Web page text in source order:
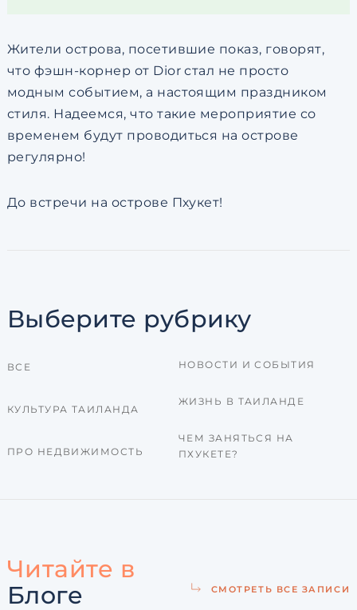
Жители острова, посетившие показ, говорят,
что фэшн-корнер от Dior стал не просто
модным событием, а настоящим праздником
стиля. Надеемся, что такие мероприятие со
временем будут проводиться на острове
регулярно!
До встречи на острове Пхукет!
Выберите рубрику
ВСЕ
КУЛЬТУРА ТАИЛАНДА
ПРО НЕДВИЖИМОСТЬ
НОВОСТИ И СОБЫТИЯ
ЖИЗНЬ В ТАИЛАНДЕ
ЧЕМ ЗАНЯТЬСЯ НА
ПХУКЕТЕ?
Читайте в
Блоге
СМОТРЕТЬ ВСЕ ЗАПИСИ